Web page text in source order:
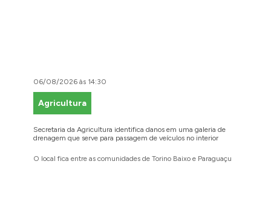
06/08/2026 às 14:30
Agricultura
Secretaria da Agricultura identifica danos em uma galeria de
drenagem que serve para passagem de veículos no interior
O local fica entre as comunidades de Torino Baixo e Paraguaçu